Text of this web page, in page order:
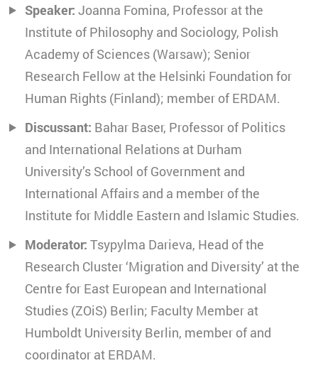
Speaker: Joanna Fomina, Professor at the
Institute of Philosophy and Sociology, Polish
Academy of Sciences (Warsaw); Senior
Research Fellow at the Helsinki Foundation for
Human Rights (Finland); member of ERDAM.
Discussant: Bahar Baser, Professor of Politics
and International Relations at Durham
University’s School of Government and
International Affairs and a member of the
Institute for Middle Eastern and Islamic Studies.
Moderator: Tsypylma Darieva, Head of the
Research Cluster ‘Migration and Diversity’ at the
Centre for East European and International
Studies (ZOiS) Berlin; Faculty Member at
Humboldt University Berlin, member of and
coordinator at ERDAM.